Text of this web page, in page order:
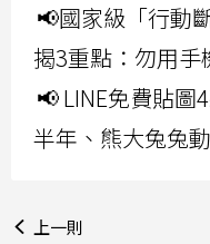
📢國家級「行動
揭3重點：勿用
📢 LINE免費貼圖
半年、熊大兔兔
上一則